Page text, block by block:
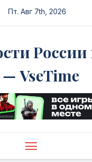
Пт. Авг 7th, 2026
— VseTime